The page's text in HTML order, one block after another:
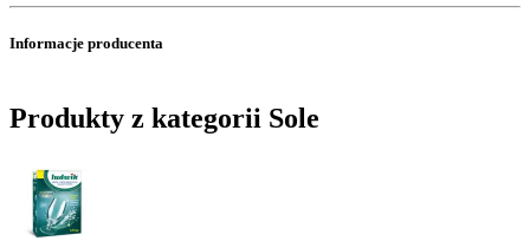
Informacje producenta
Produkty z kategorii Sole